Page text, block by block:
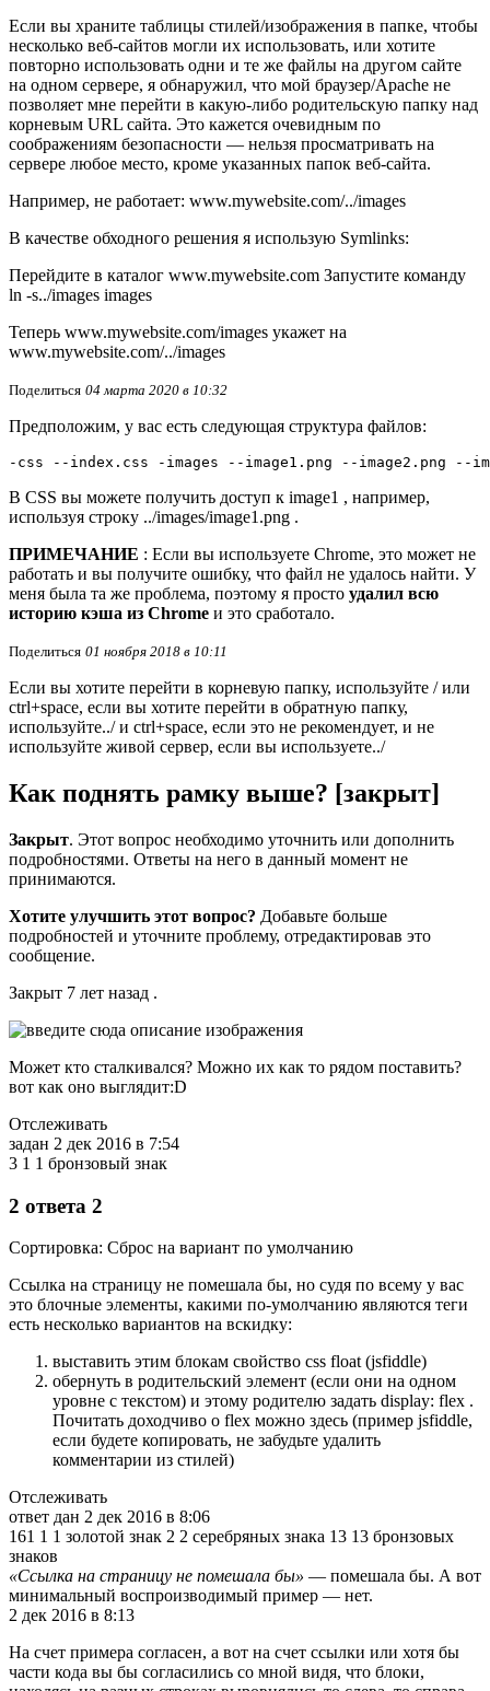
Если вы храните таблицы стилей/изображения в папке, чтобы
несколько веб-сайтов могли их использовать, или хотите
повторно использовать одни и те же файлы на другом сайте
на одном сервере, я обнаружил, что мой браузер/Apache не
позволяет мне перейти в какую-либо родительскую папку над
корневым URL сайта. Это кажется очевидным по
соображениям безопасности — нельзя просматривать на
сервере любое место, кроме указанных папок веб-сайта.
Например, не работает: www.mywebsite.com/../images
В качестве обходного решения я использую Symlinks:
Перейдите в каталог www.mywebsite.com Запустите команду
ln -s../images images
Теперь www.mywebsite.com/images укажет на
www.mywebsite.com/../images
Поделиться 04 марта 2020 в 10:32
Предположим, у вас есть следующая структура файлов:
-css --index.css -images --image1.png --image2.png --
В CSS вы можете получить доступ к image1 , например,
используя строку ../images/image1.png .
ПРИМЕЧАНИЕ : Если вы используете Chrome, это может не
работать и вы получите ошибку, что файл не удалось найти. У
меня была та же проблема, поэтому я просто удалил всю
историю кэша из Chrome и это сработало.
Поделиться 01 ноября 2018 в 10:11
Если вы хотите перейти в корневую папку, используйте / или
ctrl+space, если вы хотите перейти в обратную папку,
используйте../ и ctrl+space, если это не рекомендует, и не
используйте живой сервер, если вы используете../
Как поднять рамку выше? [закрыт]
Закрыт. Этот вопрос необходимо уточнить или дополнить
подробностями. Ответы на него в данный момент не
принимаются.
Хотите улучшить этот вопрос? Добавьте больше
подробностей и уточните проблему, отредактировав это
сообщение.
Закрыт 7 лет назад .
Может кто сталкивался? Можно их как то рядом поставить?
вот как оно выглядит:D
Отслеживать
задан 2 дек 2016 в 7:54
3 1 1 бронзовый знак
2 ответа 2
Сортировка: Сброс на вариант по умолчанию
Ссылка на страницу не помешала бы, но судя по всему у вас
это блочные элементы, какими по-умолчанию являются теги
есть несколько вариантов на вскидку:
выставить этим блокам свойство css float (jsfiddle)
обернуть в родительский элемент (если они на одном
уровне с текстом) и этому родителю задать display: flex .
Почитать доходчиво о flex можно здесь (пример jsfiddle,
если будете копировать, не забудьте удалить
комментарии из стилей)
Отслеживать
ответ дан 2 дек 2016 в 8:06
161 1 1 золотой знак 2 2 серебряных знака 13 13 бронзовых
знаков
«Ссылка на страницу не помешала бы» — помешала бы. А вот
минимальный воспроизводимый пример — нет.
2 дек 2016 в 8:13
На счет примера согласен, а вот на счет ссылки или хотя бы
части кода вы бы согласились со мной видя, что блоки,